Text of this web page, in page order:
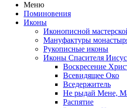
Меню
Поминовения
Иконы
Иконописной
Мануфактуры
Рукописные иконы
Иконы Спасителя
Воскресение
Всевидящее Око
Вседержитель
Не рыдай Мене,
Распятие